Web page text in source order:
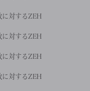
対するZEH
対するZEH
対するZEH
対するZEH